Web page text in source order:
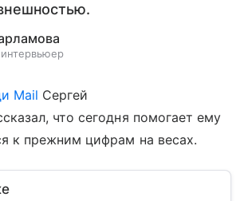
Mail Сергей
что сегодня помогает ему
к прежним цифрам на весах.